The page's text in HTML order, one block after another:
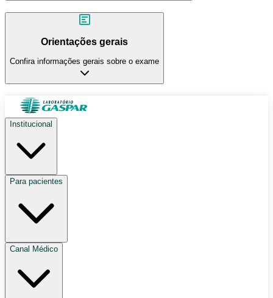
Orientações gerais
Confira informações gerais sobre o exame
Institucional
Para pacientes
Canal Médico